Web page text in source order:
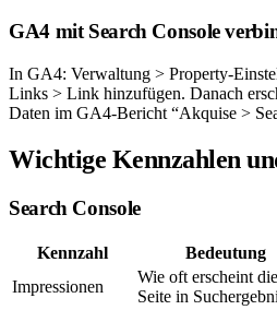
GA4 mit Search Console
In GA4: Verwaltung > Property-
Links > Link hinzufügen. Danach
Daten im GA4-Bericht “Akquise >
Wichtige Kennzahlen
Search Console
Kennzahl Bedeutung
Impressionen
Wie oft erscheint die
Seite in